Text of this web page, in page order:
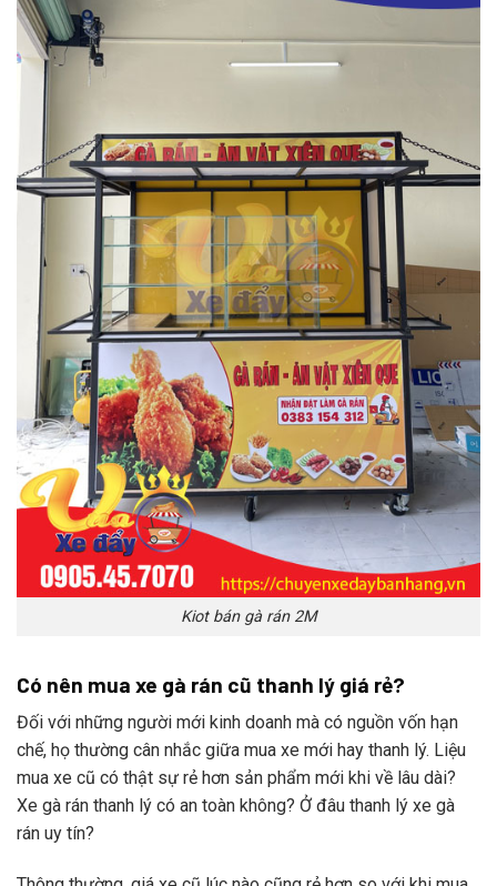
Kiot bán gà rán 2M
Có nên mua xe gà rán cũ thanh lý giá rẻ?
Đối với những người mới kinh doanh mà có nguồn vốn hạn
chế, họ thường cân nhắc giữa mua xe mới hay thanh lý. Liệu
mua xe cũ có thật sự rẻ hơn sản phẩm mới khi về lâu dài?
Xe gà rán thanh lý có an toàn không? Ở đâu thanh lý xe gà
rán uy tín?